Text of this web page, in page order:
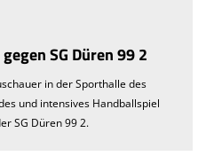
SG Düren 99 2
in der Sporthalle des
und intensives Handballspiel
SG Düren 99 2.